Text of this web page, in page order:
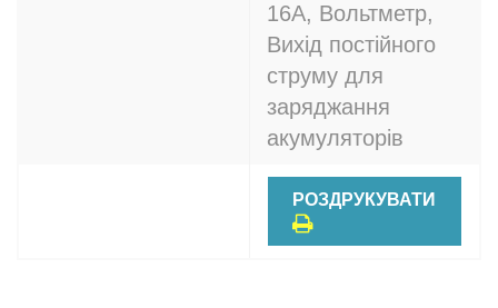
16A, Вольтметр,
Вихід постійного
струму для
заряджання
акумуляторів
РОЗДРУКУВАТИ